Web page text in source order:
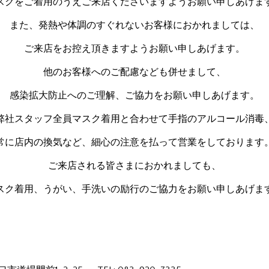
また、発熱や体調のすぐれないお客様におかれましては、
ご来店をお控え頂きますようお願い申しあげます。
他のお客様へのご配慮なども併せまして、
感染拡大防止へのご理解、ご協力をお願い申しあげます。
社スタッフ全員マスク着用と合わせて手指のアルコール消毒、
に店内の換気など、細心の注意を払って営業をしております。
ご来店される皆さまにおかれましても、
ク着用、うがい、手洗いの励行のご協力をお願い申しあげま